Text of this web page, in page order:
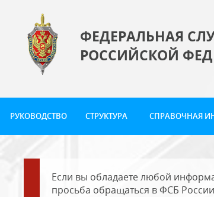
ФЕДЕРАЛЬНАЯ
РОССИЙСКОЙ
РУКОВОДСТВО СТРУКТУРА СПРАВОЧНАЯ
Если вы обладаете любой
просьба обращаться в ФСБ